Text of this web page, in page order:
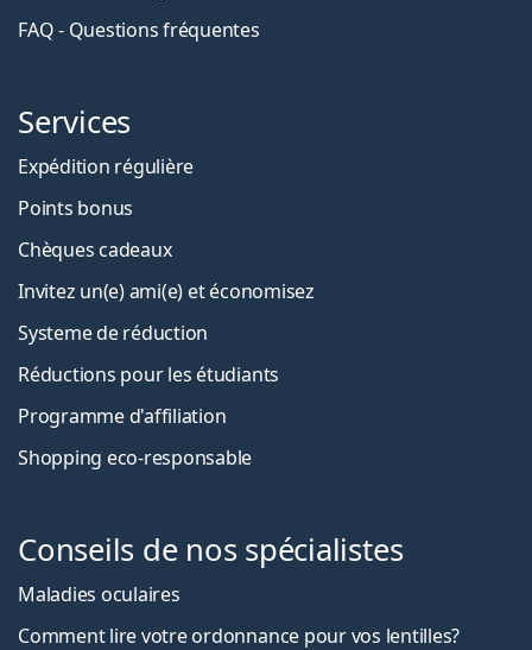
FAQ - Questions fréquentes
Services
Expédition régulière
Points bonus
Chèques cadeaux
Invitez un(e) ami(e) et économisez
Systeme de réduction
Réductions pour les étudiants
Programme d'affiliation
Shopping eco-responsable
Conseils de nos spécialistes
Maladies oculaires
Comment lire votre ordonnance pour vos lentilles?